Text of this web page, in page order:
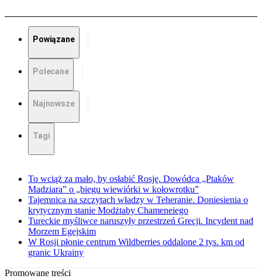
Powiązane
Polecane
Najnowsze
Tagi
To wciąż za mało, by osłabić Rosję. Dowódca „Ptaków
Madziara” o „biegu wiewiórki w kołowrotku”
Tajemnica na szczytach władzy w Teheranie. Doniesienia o
krytycznym stanie Modżtaby Chameneiego
Tureckie myśliwce naruszyły przestrzeń Grecji. Incydent nad
Morzem Egejskim
W Rosji płonie centrum Wildberries oddalone 2 tys. km od
granic Ukrainy
Promowane treści